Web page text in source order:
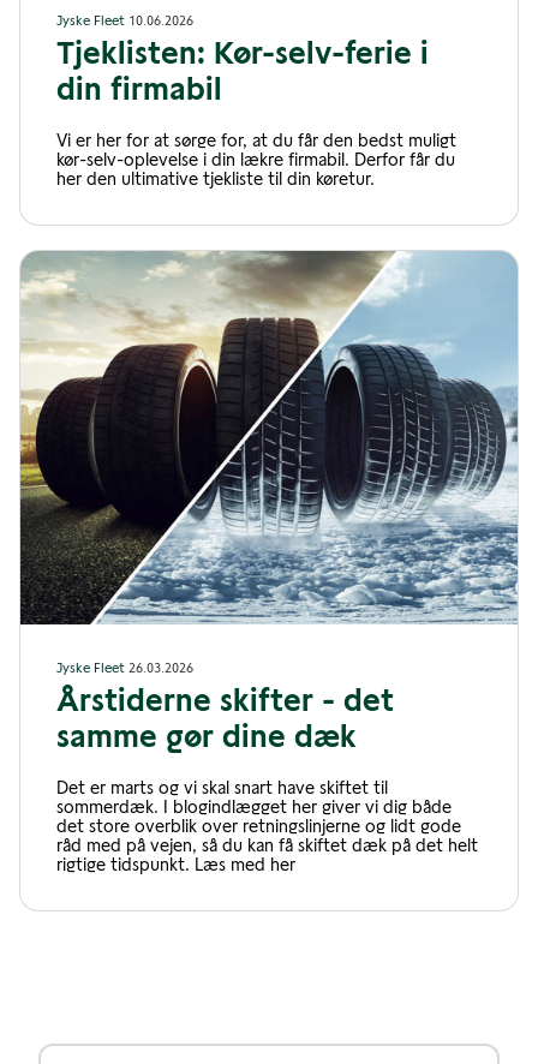
Jyske Fleet 10.06.2026
Tjeklisten: Kør-selv-ferie i
din firmabil
Vi er her for at sørge for, at du får den bedst muligt
kør-selv-oplevelse i din lækre firmabil. Derfor får du
her den ultimative tjekliste til din køretur.
Jyske Fleet 26.03.2026
Årstiderne skifter - det
samme gør dine dæk
Det er marts og vi skal snart have skiftet til
sommerdæk. I blogindlægget her giver vi dig både
det store overblik over retningslinjerne og lidt gode
råd med på vejen, så du kan få skiftet dæk på det helt
rigtige tidspunkt. Læs med her